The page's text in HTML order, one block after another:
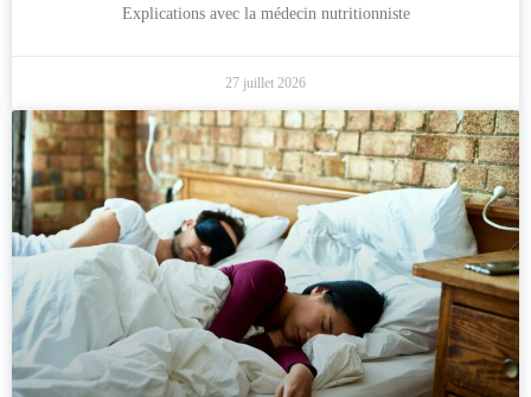
Explications avec la médecin nutritionniste
27 juillet 2026